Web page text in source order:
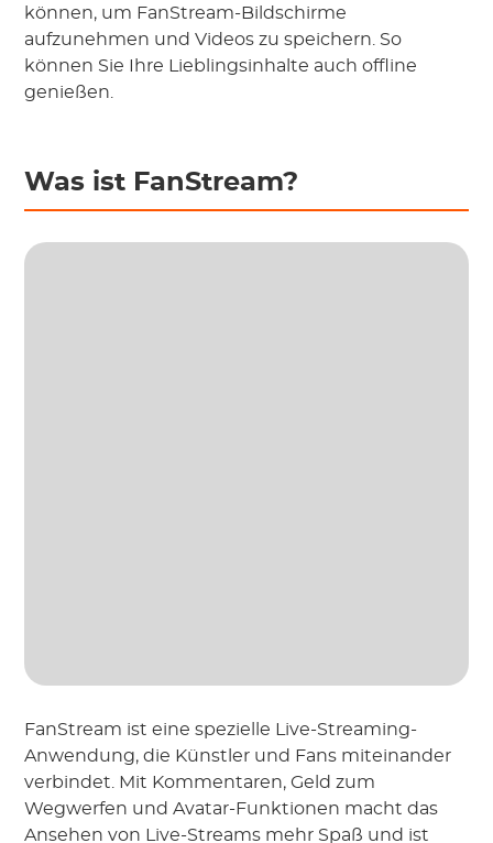
können, um FanStream-Bildschirme
aufzunehmen und Videos zu speichern. So
können Sie Ihre Lieblingsinhalte auch offline
genießen.
Was ist FanStream?
FanStream ist eine spezielle Live-Streaming-
Anwendung, die Künstler und Fans miteinander
verbindet. Mit Kommentaren, Geld zum
Wegwerfen und Avatar-Funktionen macht das
Ansehen von Live-Streams mehr Spaß und ist